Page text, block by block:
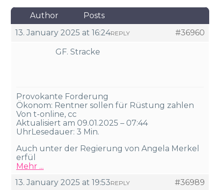
Author
Posts
13. January 2025 at 16:24
#36960
REPLY
GF. Stracke
Provokante Forderung
Ökonom: Rentner sollen für Rüstung zahlen
Von t-online, cc
Aktualisiert am 09.01.2025 – 07:44
UhrLesedauer: 3 Min.
Auch unter der Regierung von Angela Merkel
erfül
Mehr ...
13. January 2025 at 19:53
#36989
REPLY